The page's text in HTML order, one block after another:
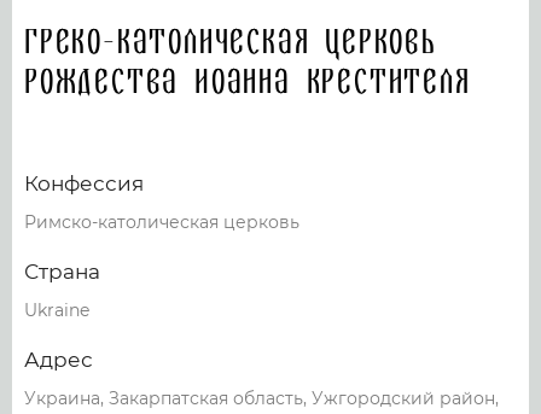
Греко-католическая церковь
Рождества Иоанна Крестителя
Конфессия
Римско-католическая церковь
Страна
Ukraine
Адрес
Украина, Закарпатская область, Ужгородский район,